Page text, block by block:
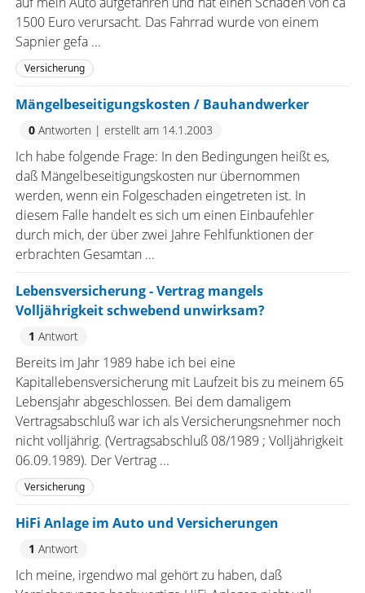
1500 Euro verursacht. Das Fahrrad wurde von einem
Sapnier gefa ...
Versicherung
Mängelbeseitigungskosten / Bauhandwerker
0Antworten | erstellt am 14.1.2003
Ich habe folgende Frage: In den Bedingungen heißt es,
daß Mängelbeseitigungskosten nur übernommen
werden, wenn ein Folgeschaden eingetreten ist. In
diesem Falle handelt es sich um einen Einbaufehler
durch mich, der über zwei Jahre Fehlfunktionen der
erbrachten Gesamtan ...
Lebensversicherung - Vertrag mangels
Volljährigkeit schwebend unwirksam?
1 Antwort
Bereits im Jahr 1989 habe ich bei eine
Kapitallebensversicherung mit Laufzeit bis zu meinem 65
Lebensjahr abgeschlossen. Bei dem damaligem
Vertragsabschluß war ich als Versicherungsnehmer noch
nicht volljährig. (Vertragsabschluß 08/1989 ; Volljährigkeit
06.09.1989). Der Vertrag ...
Versicherung
HiFi Anlage im Auto und Versicherungen
1 Antwort
Ich meine, irgendwo mal gehört zu haben, daß